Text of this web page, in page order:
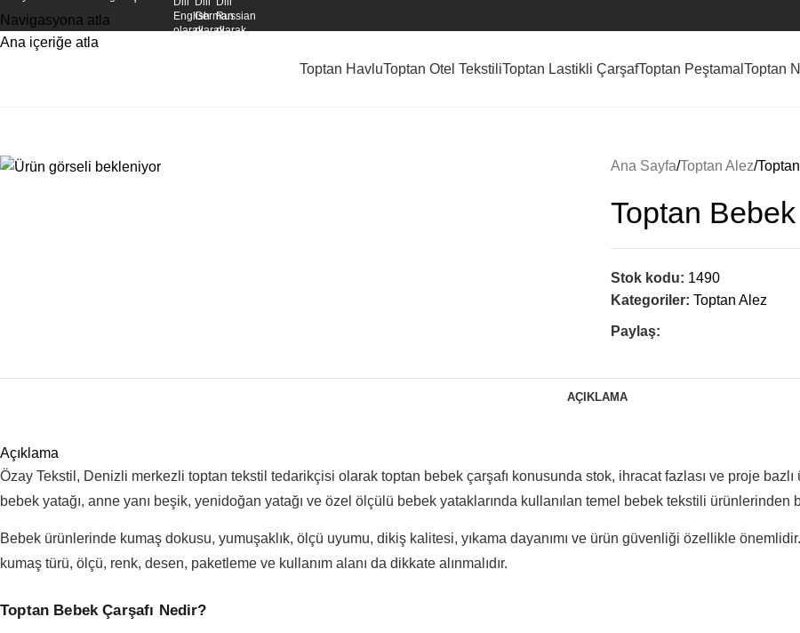
Navigasyona atla
Ana içeriğe atla
Toptan HavluToptan Otel TekstiliToptan Lastikli ÇarşafToptan Peştamal Toptan
Ana Sayfa Toptan Alez
Toptan Bebek
Stok kodu: 1490
Kategoriler: Toptan Alez
Paylaş:
AÇIKLAMA
Açıklama
Özay Tekstil, Denizli merkezli toptan tekstil tedarikçisi olarak toptan bebek çarşafı konusunda stok, ihracat fazlası ve proje
bebek yatağı, anne yanı beşik, yenidoğan yatağı ve özel ölçülü bebek yataklarında kullanılan temel bebek tekstili ürünlerinden
Bebek ürünlerinde kumaş dokusu, yumuşaklık, ölçü uyumu, dikiş kalitesi, yıkama dayanımı ve ürün güvenliği özellikle
kumaş türü, ölçü, renk, desen, paketleme ve kullanım alanı da dikkate alınmalıdır.
Toptan Bebek Çarşafı Nedir?